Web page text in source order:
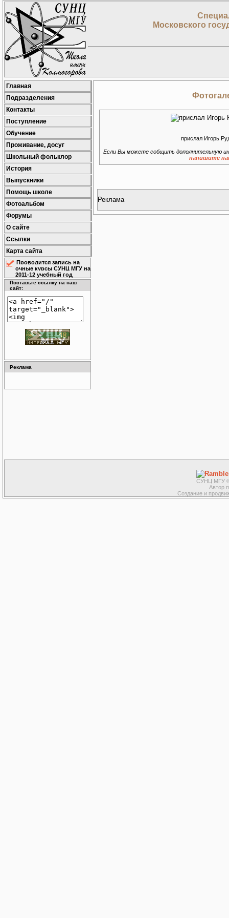
Московского
Главная
Подразделения
Контакты
Поступление
Обучение
Проживание, досуг
Школьный фольклор
История
Выпускники
Помощь школе
Фотоальбом
Форумы
О сайте
Ссылки
Карта сайта
Проводится запись на
очные курсы СУНЦ МГУ на
2011-12 учебный год
Поставьте ссылку на наш
сайт:
Реклама
прислал Игорь
Если Вы можете собщить дополнительную
напишите
Реклама
СУНЦ МГУ ©
Автор
Создание и